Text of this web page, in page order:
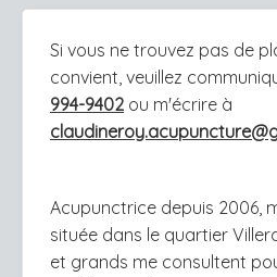
Si vous ne trouvez pas de
convient, veuillez
994-9402 ou m'écrire à
Acupunctrice depuis 2006,
située dans le quartier
et grands me consultent